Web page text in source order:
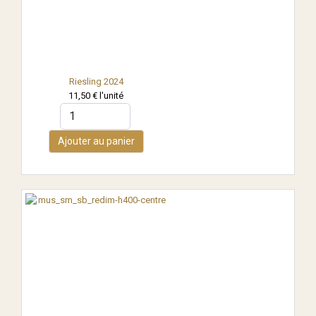
Riesling 2024
11,50 € l'unité
Ajouter au panier